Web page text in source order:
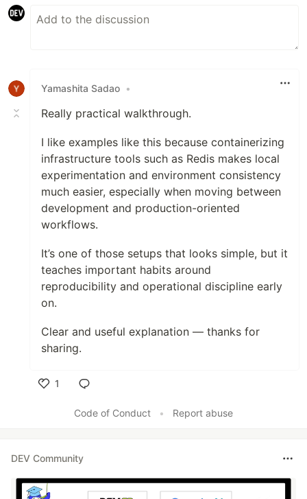
Yamashita Sadao •
Really practical walkthrough.
I like examples like this because containerizing
infrastructure tools such as Redis makes local
experimentation and environment consistency
much easier, especially when moving between
development and production-oriented
workflows.
It’s one of those setups that looks simple, but it
teaches important habits around
reproducibility and operational discipline early
on.
Clear and useful explanation — thanks for
sharing.
1
Code of Conduct
• Report abuse
DEV Community